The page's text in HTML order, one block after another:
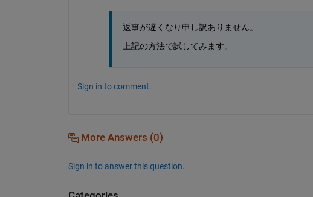
返事が遅くなり申し訳ありません。
上記の方法で試してみます。
Sign in to comment.
More Answers (0)
Sign in to answer this question.